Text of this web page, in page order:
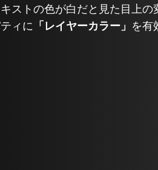
ストの色が白だと見た目上
ィに 「レイヤーカラー」 を有